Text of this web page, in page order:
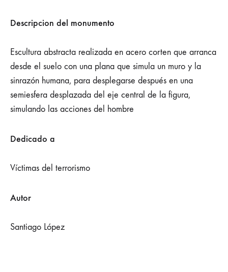
Descripcion del monumento
Escultura abstracta realizada en acero corten que arranca
desde el suelo con una plana que simula un muro y la
sinrazón humana, para desplegarse después en una
semiesfera desplazada del eje central de la figura,
simulando las acciones del hombre
Dedicado a
Víctimas del terrorismo
Autor
Santiago López